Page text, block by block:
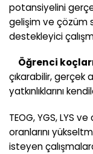
potansiyelini
gelişim ve çözüm
destekleyici
Öğrenci
çıkarabilir, gerçek
yatkınlıklarını
TEOG, YGS, LYS
oranlarını
isteyen